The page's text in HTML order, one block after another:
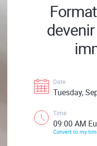
Date
Tuesday,
Time
09:00 AM
Convert to my